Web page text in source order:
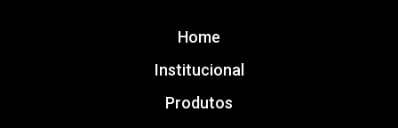
Home
Institucional
Produtos